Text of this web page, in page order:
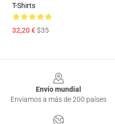
T-Shirts
32,20 €$35
Envío mundial
Enviamos a más de 200 países